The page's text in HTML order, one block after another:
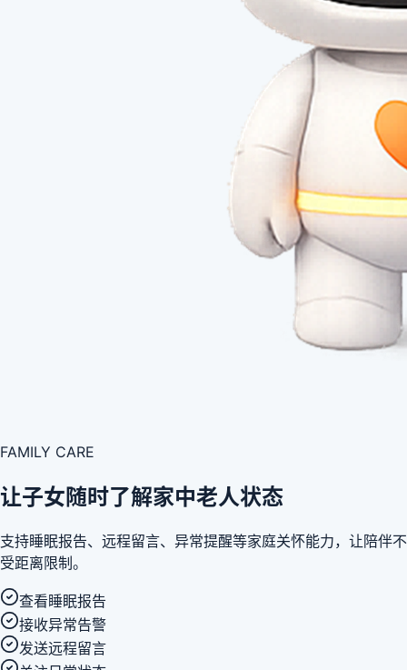
FAMILY CARE
让子女随时了解家中老人状态
支持睡眠报告、远程留言、异常提醒等家庭关怀能力，让陪伴不
受距离限制。
查看睡眠报告
接收异常告警
发送远程留言